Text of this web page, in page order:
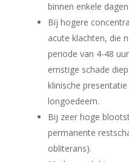
binnen enkele dagen.
Bij hogere
acute klachten, die
periode van 4-48
ernstige schade
klinische
longoedeem.
Bij zeer hoge
permanente
obliterans).